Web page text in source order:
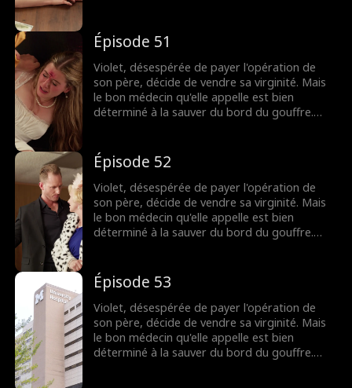
même s'il pensait au départ qu'elle n'était
qu'une chercheuse d'or. Lorsque leurs plus
sombres secrets éclatent au grand jour, leur
lien fragile pourra-t-il survivre ?
Épisode 51
Violet, désespérée de payer l'opération de
son père, décide de vendre sa virginité. Mais
le bon médecin qu'elle appelle est bien
déterminé à la sauver du bord du gouffre.
même s'il pensait au départ qu'elle n'était
qu'une chercheuse d'or. Lorsque leurs plus
sombres secrets éclatent au grand jour, leur
lien fragile pourra-t-il survivre ?
Épisode 52
Violet, désespérée de payer l'opération de
son père, décide de vendre sa virginité. Mais
le bon médecin qu'elle appelle est bien
déterminé à la sauver du bord du gouffre.
même s'il pensait au départ qu'elle n'était
qu'une chercheuse d'or. Lorsque leurs plus
sombres secrets éclatent au grand jour, leur
lien fragile pourra-t-il survivre ?
Épisode 53
Violet, désespérée de payer l'opération de
son père, décide de vendre sa virginité. Mais
le bon médecin qu'elle appelle est bien
déterminé à la sauver du bord du gouffre.